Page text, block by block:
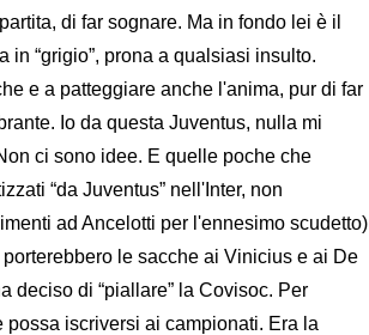
di far sognare. Ma in fondo lei è il
“grigio”, prona a qualsiasi insulto.
e a patteggiare anche l'anima, pur di far
Io da questa Juventus, nulla mi
ci sono idee. E quelle poche che
“da Juventus” nell'Inter, non
ad Ancelotti per l'ennesimo scudetto)
le sacche ai Vinicius e ai De
deciso di “piallare” la Covisoc. Per
iscriversi ai campionati. Era la